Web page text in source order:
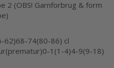
2 (OBS! Garnforbrug & form
62)68-74(80-86) cl
1(1-4)4-9(9-18)